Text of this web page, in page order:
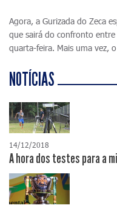
Agora, a Gurizada do Zeca
que sairá do confronto
quarta-feira. Mais uma vez,
NOTÍCIAS
14/12/2018
A hora dos testes para a